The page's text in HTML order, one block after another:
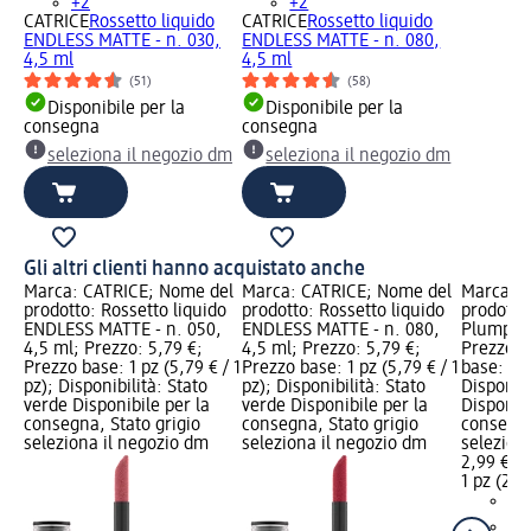
CATRICERossetto liquido
ENDLESS MATTE - n. 030,
4,5 ml
(51)
Disponibile per la
consegna
seleziona il negozio dm
CATRICERossetto liquido
ENDLESS MATTE - n. 080,
4,5 ml
(58)
Disponibile per la
consegna
seleziona il negozio dm
Gli altri clienti hanno acquistato anche
Marca: CATRICE; Nome del
prodotto: Rossetto liquido
ENDLESS MATTE - n. 050,
4,5 ml; Prezzo: 5,79 €;
Prezzo base: 1 pz (5,79 € / 1
pz); Disponibilità: Stato
verde Disponibile per la
consegna, Stato grigio
seleziona il negozio dm
Marca: CATRICE; Nome del
prodotto: Rossetto liquido
ENDLESS MATTE - n. 080,
4,5 ml; Prezzo: 5,79 €;
Prezzo base: 1 pz (5,79 € / 1
pz); Disponibilità: Stato
verde Disponibile per la
consegna, Stato grigio
seleziona il negozio dm
Marca:
Prezzo:
base: 1
2,99 €
1 pz